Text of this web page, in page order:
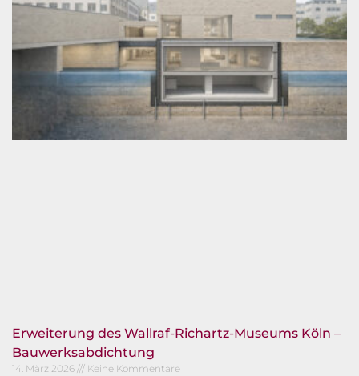
Erweiterung des Wallraf-Richartz-Museums Köln –
Bauwerksabdichtung
14. März 2026 Keine Kommentare